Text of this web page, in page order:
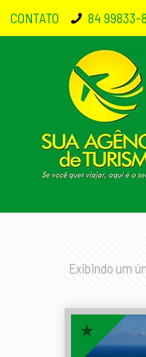
CONTATO 84 99833-
Exibindo um